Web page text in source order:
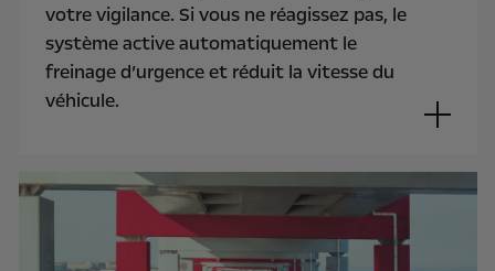
votre vigilance. Si vous ne réagissez pas, le
système active automatiquement le
freinage d’urgence et réduit la vitesse du
véhicule.